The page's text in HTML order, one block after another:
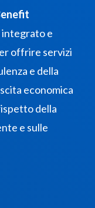
integrato e
offrire servizi
e della
economica
della
e sulle